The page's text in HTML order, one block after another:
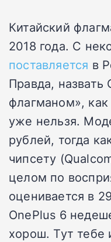
Китайский
2018 года. С
поставляется в
Правда,
флагманом»,
уже нельзя.
рублей, тогда
чипсету
целом по
оценивается в
OnePlus 6
хорош. Тут